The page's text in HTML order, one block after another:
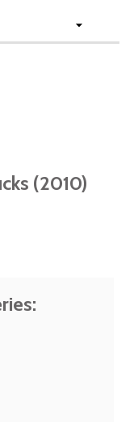
(2010)